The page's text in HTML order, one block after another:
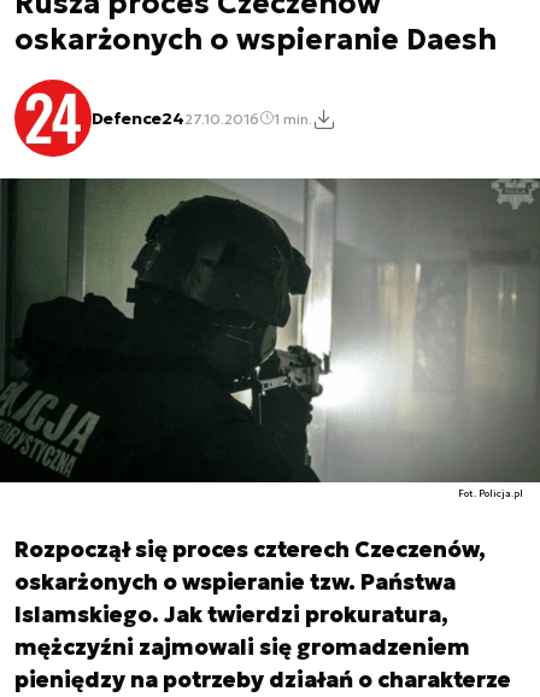
oskarżonych o wspieranie Daesh
Defence2427.10.2016 1 min.
Fot. Policja.pl
Rozpoczął się proces czterech Czeczenów,
oskarżonych o wspieranie tzw. Państwa
Islamskiego. Jak twierdzi prokuratura,
mężczyźni zajmowali się gromadzeniem
pieniędzy na potrzeby działań o charakterze